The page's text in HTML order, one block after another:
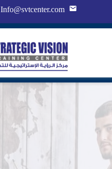
Info@svtcenter.com